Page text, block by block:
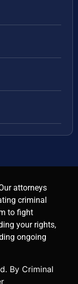
attorneys
criminal
to fight
your rights,
ongoing
By Criminal